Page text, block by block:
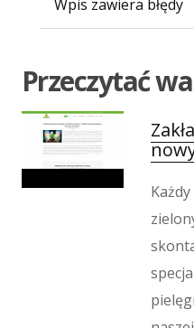
Adwokaci,
Ślub
Wpis zawiera błędy
Przeczytać